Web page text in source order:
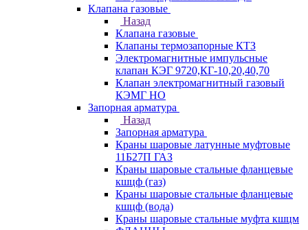
Клапана газовые
Назад
Клапана газовые
Клапаны термозапорные КТЗ
Электромагнитные импульсные
клапан КЭГ 9720,КГ-10,20,40,70
Клапан электромагнитный газовый
КЭМГ НО
Запорная арматура
Назад
Запорная арматура
Краны шаровые латунные муфтовые
11Б27П ГАЗ
Краны шаровые стальные фланцевые
кшцф (газ)
Краны шаровые стальные фланцевые
кшцф (вода)
Краны шаровые стальные муфта кшцм